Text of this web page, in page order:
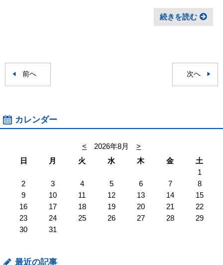
続きを読む
前へ 次へ
カレンダー
< 2026年8月
>
日
月 火 水 木 金
土
1
2
3 4 5 6 7
8
9
10 11 12 13 14
15
16
17 18 19 20 21
22
23
24 25 26 27 28
29
30
31
最近の記事